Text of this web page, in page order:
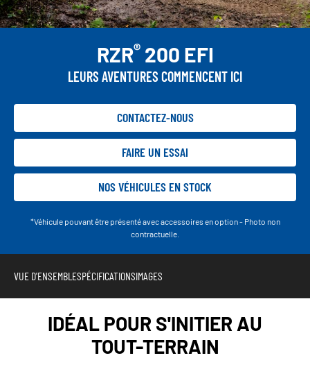
RZR®200 EFI
LEURS AVENTURES COMMENCENT ICI
CONTACTEZ-NOUS
FAIRE UN ESSAI
NOS VÉHICULES EN STOCK
*Véhicule pouvant être présenté avec accessoires en option - Photo non
contractuelle.
VUE D'ENSEMBLESPÉCIFICATIONSIMAGES
IDÉAL POUR S'INITIER AU
TOUT-TERRAIN